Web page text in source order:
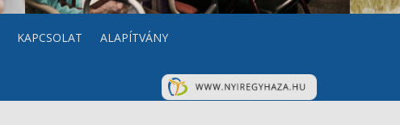
KAPCSOLAT ALAPÍTVÁNY